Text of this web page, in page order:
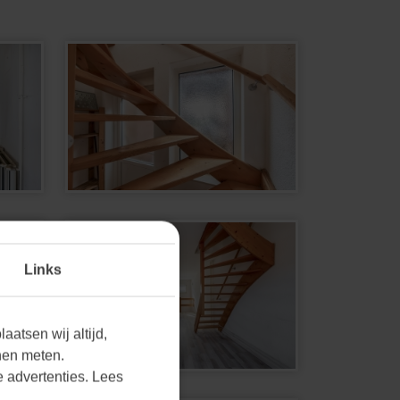
Nee
Links
wij altijd,
meten.
advertenties. Lees